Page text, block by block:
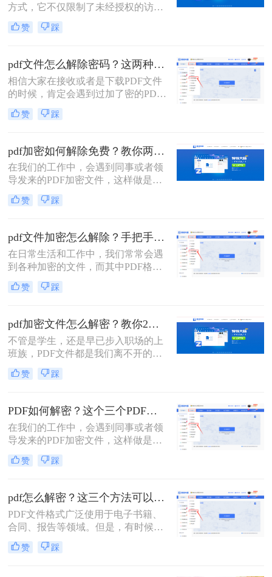
方式，它不仅限制了未经授权的访
问，还阻止了对文件的编辑。如果您
需要编辑一个PDF编辑加密文件，了
绍pdf编辑加密文件怎么解密的方法，
帮助您重新获得文件的编辑权限。
赞 踩
pdf文件怎么解除密码？这两种解密方法很简单！
相信大家在接收或者是下载PDF文件
的时候，肯定会遇到过加了密的PDF
文件，这就让我们每次打开都需要输
入文件密码，时间久了还可能会忘记
么pdf文件怎么解除密码呢？方法很简
单，给大家分享两种解决方法，其中
一种手机上就能完成，来一起看看
吧。
赞 踩
pdf加密如何解除免费？教你两种方法，轻松解锁pdf文件！
在我们的工作中，会遇到同事或者领
导发来的PDF加密文件，这样做是为
了保证文件的机密性；而我们每次打
开PDF文件都需要输入密码才能进行
时，就会很麻烦。
赞 踩
pdf文件加密怎么解除？手把手教你2个简单方法！
在日常生活和工作中，我们常常会遇
到各种加密的文件，而其中PDF格式
的文件加密情况也较为常见。PDF文
件的加密和解除是一个常见的需求，
时。下面分享pdf文件加密怎么解除方
法，可以帮助你解除PDF加密文件，
一起来了解一下吧！
赞 踩
pdf加密文件怎么解密？教你2个PDF解密方法！
​不管是学生，还是早已步入职场的上
班族，PDF文件都是我们离不开的一
款工具，毕竟这个格式它兼容性较
广，不易编辑，安全稳定性都较好，
有时为了保证PDF的安全性，我们会
对文件进行加密操作。可大家知道pdf
加密文件怎么解密吗？今天就能大家
分享二个非常好用的方法！
赞 踩
PDF如何解密？这个三个PDF解密工具可以帮你！
在我们的工作中，会遇到同事或者领
导发来的PDF加密文件，这样做是为
了保证文件的机密性；而我们每次打
开PDF文件都需要输入密码才能进行
时，就会很麻烦。这时我们就需要对
其进行解密，以方便后续的操作，那
有什么办法能进行PDF解密呢？当然
有，今天小编就为大家推荐三个方
法，大家一起看看PDF如何解密吧！
赞 踩
pdf怎么解密？这三个方法可以试一试！
PDF文件格式广泛使用于电子书籍、
合同、报告等领域。但是，有时候我
们可能会遇到一些加密的PDF文件，
这给我们的查看和编辑带来了困扰。
赞 踩